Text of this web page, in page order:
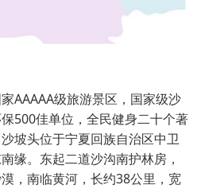
家AAAAA级旅游景区，国家级沙
500佳单位，全民健身二十个著
坡头位于宁夏回族自治区中卫
缘。东起二道沙沟南护林房，
，南临黄河，长约38公里，宽